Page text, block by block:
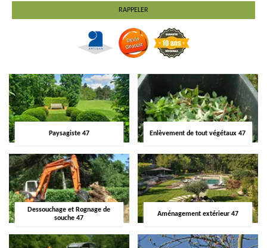
Paysagiste 47 Enlèvement de tout végétaux 47
Dessouchage et Rognage de
souche 47
Aménagement extérieur 47